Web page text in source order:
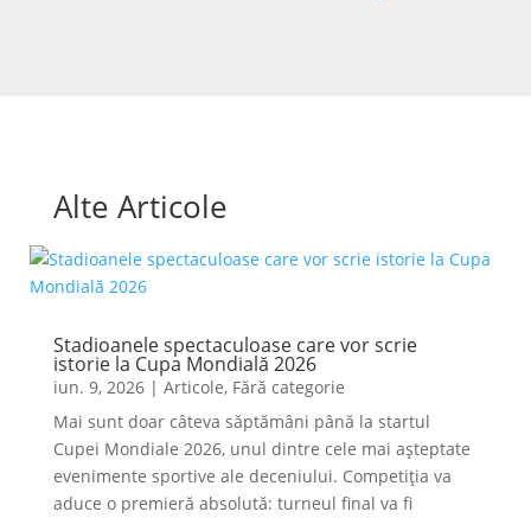
Alte Articole
Stadioanele spectaculoase care vor scrie
istorie la Cupa Mondială 2026
iun. 9, 2026| Articole, Fără categorie
Mai sunt doar câteva săptămâni până la startul
Cupei Mondiale 2026, unul dintre cele mai așteptate
evenimente sportive ale deceniului. Competiția va
aduce o premieră absolută: turneul final va fi